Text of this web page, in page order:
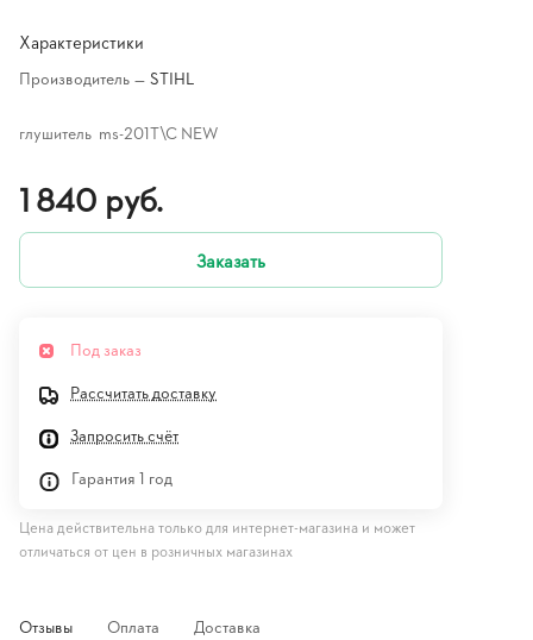
Характеристики
Производитель — STIHL
глушитель ms-201T\C NEW
1 840 руб.
Заказать
Под заказ
Рассчитать доставку
Запросить счёт
Гарантия 1 год
Цена действительна только для интернет-магазина и может
отличаться от цен в розничных магазинах
Отзывы Оплата Доставка